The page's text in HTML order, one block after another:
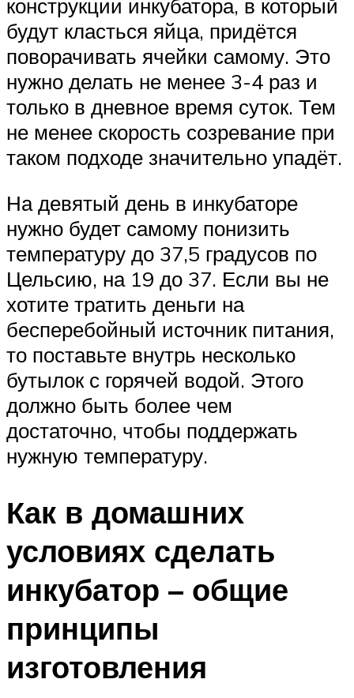
конструкции инкубатора, в который
будут класться яйца, придётся
поворачивать ячейки самому. Это
нужно делать не менее 3-4 раз и
только в дневное время суток. Тем
не менее скорость созревание при
таком подходе значительно упадёт.
На девятый день в инкубаторе
нужно будет самому понизить
температуру до 37,5 градусов по
Цельсию, на 19 до 37. Если вы не
хотите тратить деньги на
бесперебойный источник питания,
то поставьте внутрь несколько
бутылок с горячей водой. Этого
должно быть более чем
достаточно, чтобы поддержать
нужную температуру.
Как в домашних
условиях сделать
инкубатор – общие
принципы
изготовления